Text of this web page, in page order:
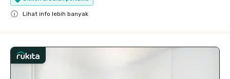
Lihat info lebih banyak